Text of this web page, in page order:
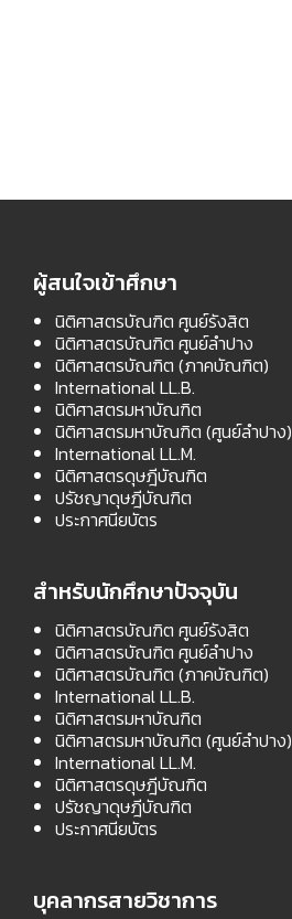
ผู้สนใจเข้าศึกษา
นิติศาสตรบัณฑิต ศูนย์รังสิต
นิติศาสตรบัณฑิต ศูนย์ลำปาง
นิติศาสตรบัณฑิต (ภาคบัณฑิต)
International LL.B.
นิติศาสตรมหาบัณฑิต
นิติศาสตรมหาบัณฑิต (ศูนย์ลำปาง)
International LL.M.
นิติศาสตรดุษฎีบัณฑิต
ปรัชญาดุษฎีบัณฑิต
ประกาศนียบัตร
สำหรับนักศึกษาปัจจุบัน
นิติศาสตรบัณฑิต ศูนย์รังสิต
นิติศาสตรบัณฑิต ศูนย์ลำปาง
นิติศาสตรบัณฑิต (ภาคบัณฑิต)
International LL.B.
นิติศาสตรมหาบัณฑิต
นิติศาสตรมหาบัณฑิต (ศูนย์ลำปาง)
International LL.M.
นิติศาสตรดุษฎีบัณฑิต
ปรัชญาดุษฎีบัณฑิต
ประกาศนียบัตร
บุคลากรสายวิชาการ